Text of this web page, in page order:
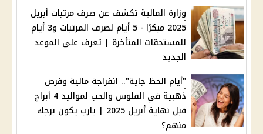
وزارة المالية تكشف عن صرف مرتبات أبريل
2025 مبكرًا - 5 أيام لصرف المرتبات و3 أيام
للمستحقات المتأخرة | تعرف على الموعد
الجديد
"أيام الحظ جاية".. انفراجة مالية وفرص
ذهبية في الفلوس والحب لمواليد 4 أبراج
قبل نهاية أبريل 2025 | يارب يكون برجك
منهم؟